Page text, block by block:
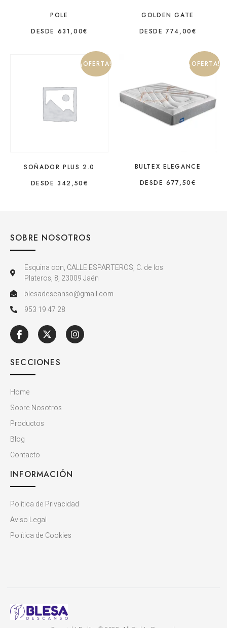
POLE
DESDE 631,00€
GOLDEN GATE
DESDE 774,00€
¡OFERTA!
SOÑADOR PLUS 2.0
DESDE 342,50€
¡OFERTA!
BULTEX ELEGANCE
DESDE 677,50€
SOBRE NOSOTROS
Esquina con, CALLE ESPARTEROS, C. de los
Plateros, 8, 23009 Jaén
blesadescanso@gmail.com
953 19 47 28
SECCIONES
Home
Sobre Nosotros
Productos
Blog
Contacto
INFORMACIÓN
Política de Privacidad
Aviso Legal
Política de Cookies